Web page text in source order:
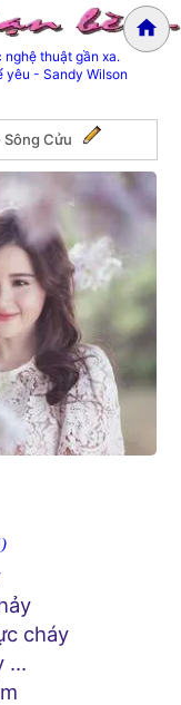
nghệ thuật gần xa.
yêu - Sandy Wilson
Sông Cửu
cháy
…